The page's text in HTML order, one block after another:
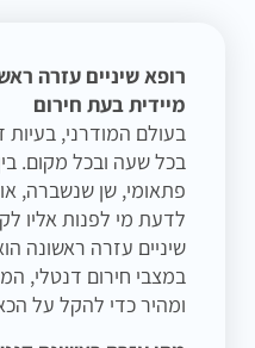
רופא שיניים עזרה
מיידית בעת חירום
בעולם המודרני, בעיות
בכל שעה ובכל מקום.
פתאומי, שן שנשברה,
לדעת מי לפנות אליו
שיניים עזרה ראשונה
במצבי חירום דנטלי,
ומהיר כדי להקל על